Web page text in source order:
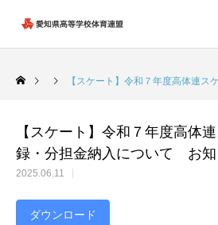
【スケート】令和７年度高体連スケート専門
【スケート】令和７年度高体
録・分担金納入について お
2025.06.11
ダウンロード